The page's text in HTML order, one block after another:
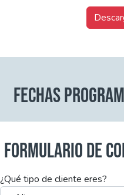
FECHAS
FORMULARIO DE
¿Qué tipo de cliente eres?